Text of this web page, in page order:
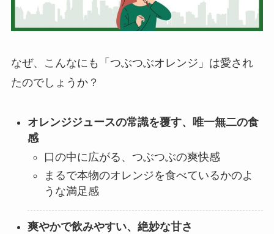
なぜ、こんなにも「つぶつぶオレンジ」は愛され
たのでしょうか？
オレンジジュースの常識を覆す、唯一無二の食
感
口の中に広がる、つぶつぶの爽快感
まるで本物のオレンジを食べているかのよ
うな満足感
爽やかで飲みやすい、絶妙な甘さ